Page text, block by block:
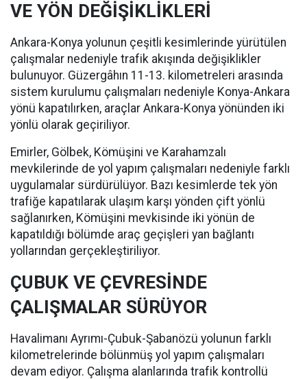
VE YÖN DEĞİŞİKLİKLERİ
Ankara-Konya yolunun çeşitli kesimlerinde yürütülen
çalışmalar nedeniyle trafik akışında değişiklikler
bulunuyor. Güzergâhın 11-13. kilometreleri arasında
sistem kurulumu çalışmaları nedeniyle Konya-Ankara
yönü kapatılırken, araçlar Ankara-Konya yönünden iki
yönlü olarak geçiriliyor.
Emirler, Gölbek, Kömüşini ve Karahamzalı
mevkilerinde de yol yapım çalışmaları nedeniyle farklı
uygulamalar sürdürülüyor. Bazı kesimlerde tek yön
trafiğe kapatılarak ulaşım karşı yönden çift yönlü
sağlanırken, Kömüşini mevkisinde iki yönün de
kapatıldığı bölümde araç geçişleri yan bağlantı
yollarından gerçekleştiriliyor.
ÇUBUK VE ÇEVRESİNDE
ÇALIŞMALAR SÜRÜYOR
Havalimanı Ayrımı-Çubuk-Şabanözü yolunun farklı
kilometrelerinde bölünmüş yol yapım çalışmaları
devam ediyor. Çalışma alanlarında trafik kontrollü